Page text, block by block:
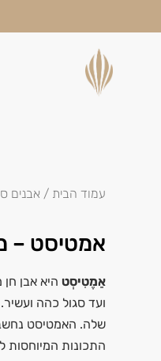
עמוד הבית / אבנים
אמטיסט –
אַמֶטִיסְט היא אבן
ועד סגול כהה
שלה. האמטיסט
התכונות המיוחסות